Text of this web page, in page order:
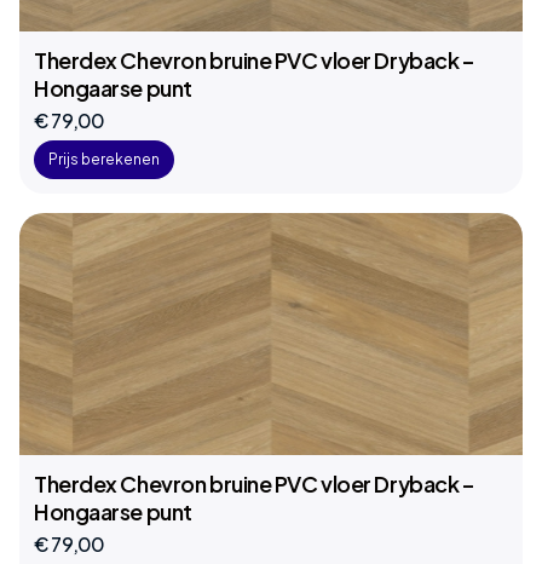
Therdex Chevron bruine PVC vloer Dryback –
Hongaarse punt
€ 79,00
Prijs berekenen
Therdex Chevron bruine PVC vloer Dryback –
Hongaarse punt
€ 79,00